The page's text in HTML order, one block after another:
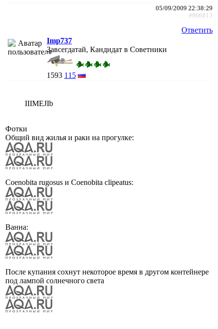
05/09/2009 22:38:29
#906813
Ответить
Imp737
Завсегдатай, Кандидат в Советники
1593 115
IIIMEJIb
Фотки
Общий вид жилья и раки на прогулке:
Coenobita rugosus и Coenobita clipeatus:
Ванна:
После купания сохнут некоторое время в другом контейнере
под лампой солнечного света